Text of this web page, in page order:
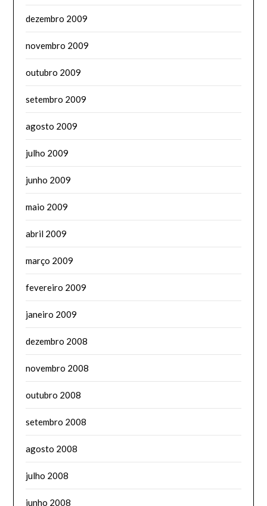
dezembro 2009
novembro 2009
outubro 2009
setembro 2009
agosto 2009
julho 2009
junho 2009
maio 2009
abril 2009
março 2009
fevereiro 2009
janeiro 2009
dezembro 2008
novembro 2008
outubro 2008
setembro 2008
agosto 2008
julho 2008
junho 2008